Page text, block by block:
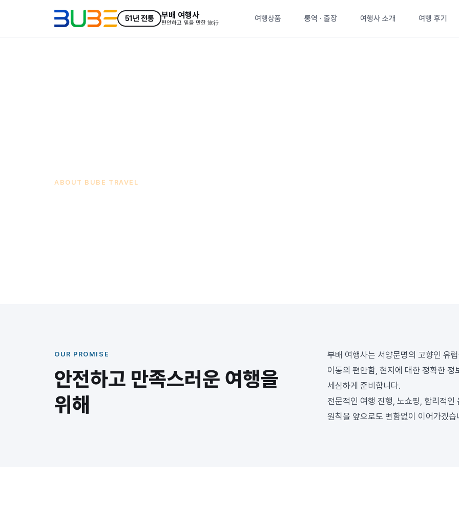
51년 전통 부배 여행사
편안하고 믿을 만한 旅行 여행상품 통역 · 출장 여행사 소개 여행 후기
ABOUT BUBE TRAVEL
OUR PROMISE
안전하고 만족스러운 여행을
위해
부배 여행사는 서양문명의 고향인 유
이동의 편안함, 현지에 대한 정확한
세심하게 준비합니다.
전문적인 여행 진행, 노쇼핑, 합리적
원칙을 앞으로도 변함없이 이어가겠습